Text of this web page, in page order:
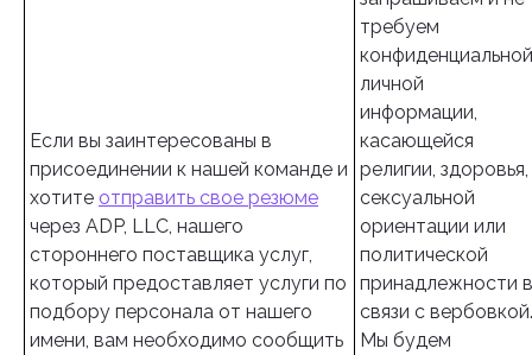
Если вы заинтересованы в
присоединении к нашей команде и
хотите отправить свое резюме
через ADP, LLC, нашего
стороннего поставщика услуг,
который предоставляет услуги по
подбору персонала от нашего
имени, вам необходимо сообщить
требуем
конфиденциальной
личной
информации,
касающейся
религии, здоровья,
сексуальной
ориентации или
политической
принадлежности в
связи с вербовкой.
Мы будем